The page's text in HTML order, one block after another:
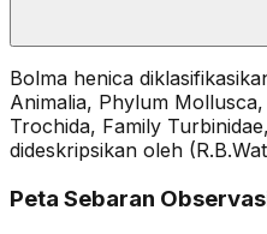
Bolma henica
Animalia, Phylum
Trochida, Family
dideskripsikan oleh
Peta Sebaran